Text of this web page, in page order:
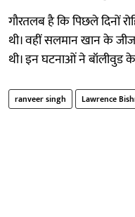
गौरतलब है कि पिछले दिनों
थी। वहीं सलमान खान के
थी। इन घटनाओं ने बॉलीवुड
ranveer singh Lawrence